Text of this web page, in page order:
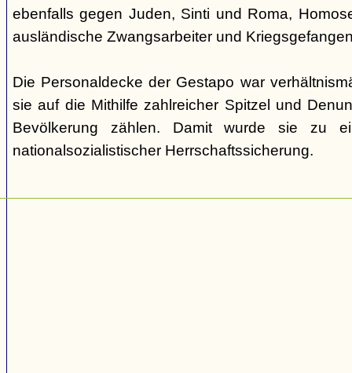
ebenfalls gegen Juden, Sinti und Roma,
ausländische Zwangsarbeiter und
Die Personaldecke der Gestapo war
sie auf die Mithilfe zahlreicher Spitzel und
Bevölkerung zählen. Damit wurde sie zu
nationalsozialistischer Herrschaftssicherung.